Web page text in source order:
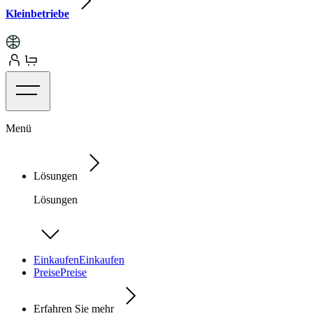
Kleinbetriebe
Menü
Lösungen
Lösungen
EinkaufenEinkaufen
PreisePreise
Erfahren Sie mehr